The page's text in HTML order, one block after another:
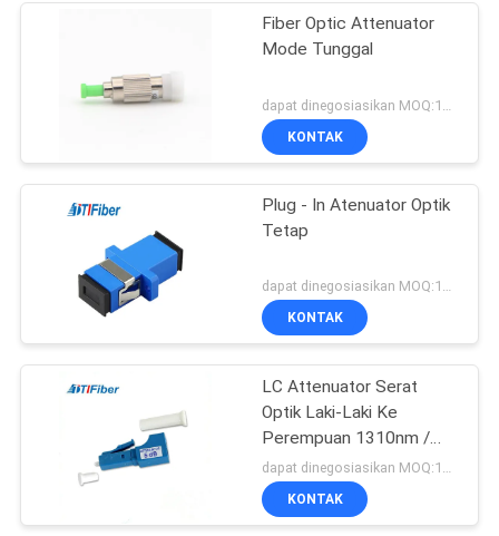
Fiber Optic Attenuator
Mode Tunggal
KONTAK
Plug - In Atenuator Optik
Tetap
dapat dinegosiasikan MOQ:1000
KONTAK
LC Attenuator Serat
Optik Laki-Laki Ke
Perempuan 1310nm /
1550nm Panjang Operasidapat dinegosiasikan MOQ:1000
KONTAK